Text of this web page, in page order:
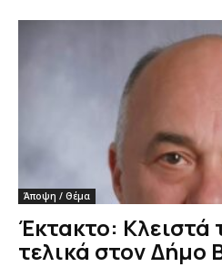
Άποψη / Θέμα
Έκτακτο: Κλειστά
τελικά στον Δήμο